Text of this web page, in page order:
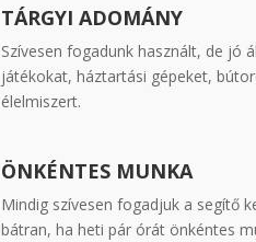
TÁRGYI ADOMÁNY
Szívesen fogadunk használt, de jó
játékokat, háztartási gépeket,
élelmiszert.
ÖNKÉNTES MUNKA
Mindig szívesen fogadjuk a segítő
bátran, ha heti pár órát önkéntes